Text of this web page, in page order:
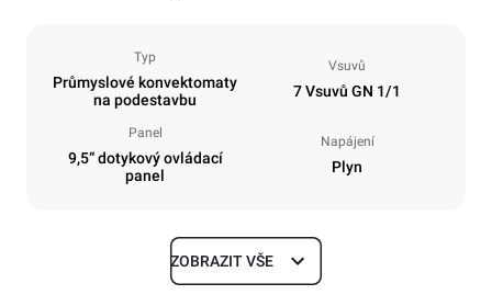
Typ
Průmyslové konvektomaty
na podestavbu
Vsuvů
7 Vsuvů GN 1/1
Panel
9,5“ dotykový ovládací
panel
Napájení
Plyn
Rozměry
ZOBRAZIT VŠE